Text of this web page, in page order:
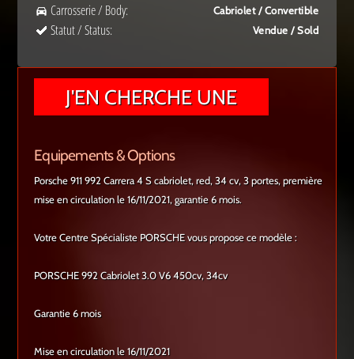
Carrosserie / Body: Cabriolet / Convertible
Statut / Status: Vendue / Sold
J'EN CHERCHE UNE
Equipements & Options
Porsche 911 992 Carrera 4 S cabriolet, red, 34 cv, 3 portes, première
mise en circulation le 16/11/2021, garantie 6 mois.
Votre Centre Spécialiste PORSCHE vous propose ce modèle :
PORSCHE 992 Cabriolet 3.0 V6 450cv, 34cv
Garantie 6 mois
Mise en circulation le 16/11/2021